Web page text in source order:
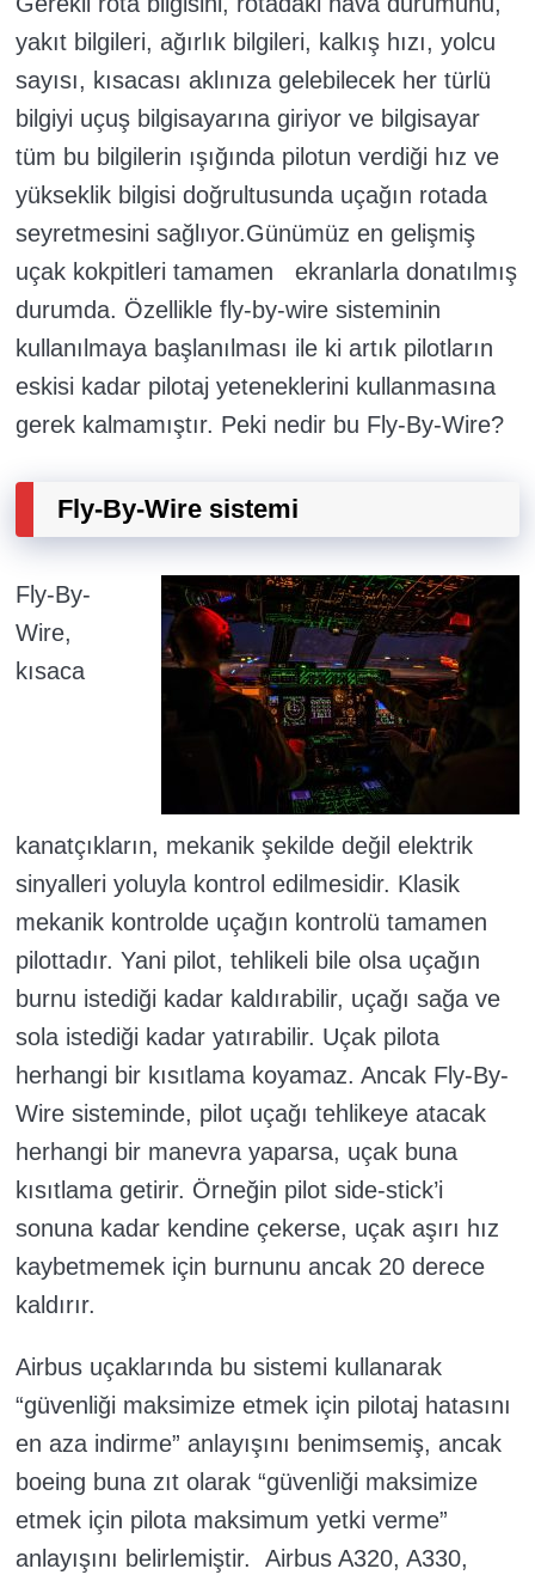
yakıt bilgileri, ağırlık bilgileri, kalkış hızı, yolcu
sayısı, kısacası aklınıza gelebilecek her türlü
bilgiyi uçuş bilgisayarına giriyor ve bilgisayar
tüm bu bilgilerin ışığında pilotun verdiği hız ve
yükseklik bilgisi doğrultusunda uçağın rotada
seyretmesini sağlıyor.Günümüz en gelişmiş
uçak kokpitleri tamamen ekranlarla donatılmış
durumda. Özellikle fly-by-wire sisteminin
kullanılmaya başlanılması ile ki artık pilotların
eskisi kadar pilotaj yeteneklerini kullanmasına
gerek kalmamıştır. Peki nedir bu Fly-By-Wire?
Fly-By-Wire sistemi
Fly-By-
Wire,
kısaca
kanatçıkların, mekanik şekilde değil elektrik
sinyalleri yoluyla kontrol edilmesidir. Klasik
mekanik kontrolde uçağın kontrolü tamamen
pilottadır. Yani pilot, tehlikeli bile olsa uçağın
burnu istediği kadar kaldırabilir, uçağı sağa ve
sola istediği kadar yatırabilir. Uçak pilota
herhangi bir kısıtlama koyamaz. Ancak Fly-By-
Wire sisteminde, pilot uçağı tehlikeye atacak
herhangi bir manevra yaparsa, uçak buna
kısıtlama getirir. Örneğin pilot side-stick’i
sonuna kadar kendine çekerse, uçak aşırı hız
kaybetmemek için burnunu ancak 20 derece
kaldırır.
Airbus uçaklarında bu sistemi kullanarak
“güvenliği maksimize etmek için pilotaj hatasını
en aza indirme” anlayışını benimsemiş, ancak
boeing buna zıt olarak “güvenliği maksimize
etmek için pilota maksimum yetki verme”
anlayışını belirlemiştir.
Airbus A320, A330,